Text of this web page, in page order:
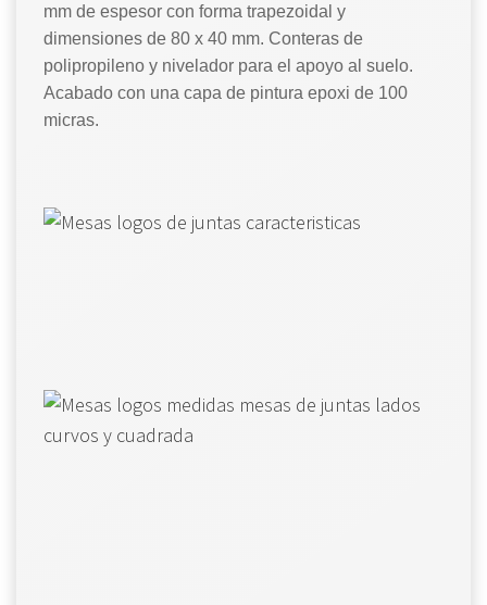
mm de espesor con forma trapezoidal y
dimensiones de 80 x 40 mm. Conteras de
polipropileno y nivelador para el apoyo al suelo.
Acabado con una capa de pintura epoxi de 100
micras.